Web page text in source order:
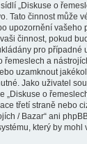
„Diskuse o
Tato činnost může
upozornění vašeho
činnost, pokud
pro případné
řemeslech a
uzamknout
Jako uživatel
„Diskuse o
třetí straně nebo
/ Bazar“ ani
který by mohl